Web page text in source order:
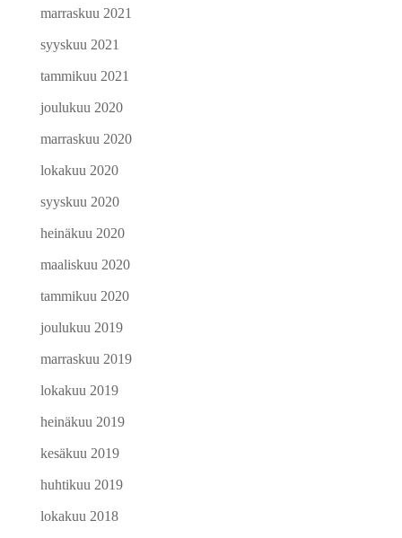
marraskuu 2021
syyskuu 2021
tammikuu 2021
joulukuu 2020
marraskuu 2020
lokakuu 2020
syyskuu 2020
heinäkuu 2020
maaliskuu 2020
tammikuu 2020
joulukuu 2019
marraskuu 2019
lokakuu 2019
heinäkuu 2019
kesäkuu 2019
huhtikuu 2019
lokakuu 2018